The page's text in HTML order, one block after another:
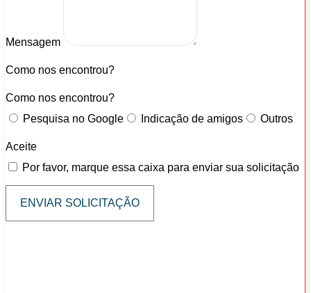
Mensagem
Como nos encontrou?
Como nos encontrou?
Pesquisa no Google
Indicação de amigos Outros
Aceite
Por favor, marque essa caixa para enviar sua solicitação
ENVIAR SOLICITAÇÃO